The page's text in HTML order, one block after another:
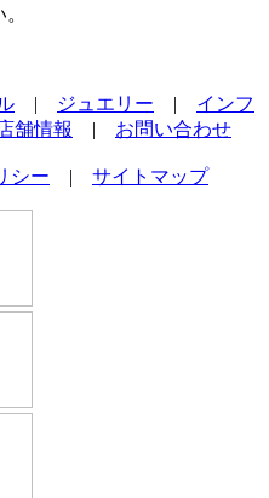
| ジュエリー | インフ
舗情報 | お問い合わせ
シー | サイトマップ